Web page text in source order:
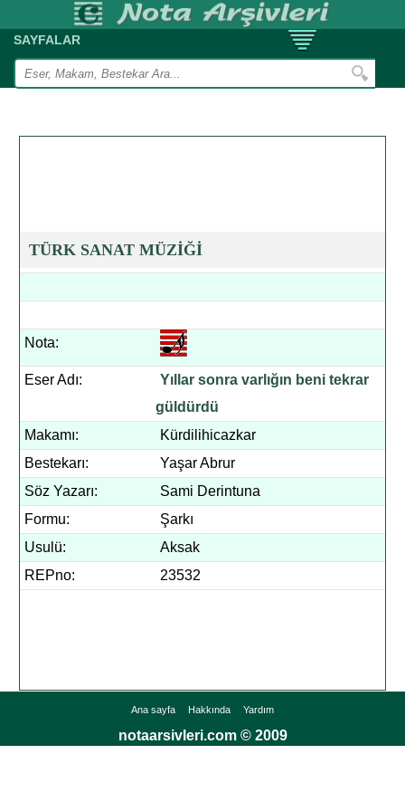
SAYFALAR
TÜRK SANAT MÜZİĞİ
Nota:
Eser Adı:
Yıllar sonra varlığın beni tekrar
güldürdü
Makamı:
Kürdilihicazkar
Bestekarı:
Yaşar Abrur
Söz Yazarı:
Sami Derintuna
Formu:
Şarkı
Usulü:
Aksak
REPno:
23532
Ana sayfa Hakkında Yardım
notaarsivleri.com © 2009